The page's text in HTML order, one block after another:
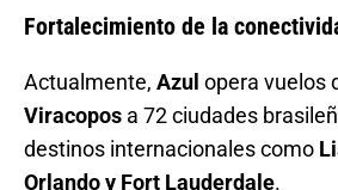
Fortalecimiento de la
Actualmente, Azul opera vuelos
Viracopos a 72 ciudades
destinos internacionales como
Orlando y Fort Lauderdale.